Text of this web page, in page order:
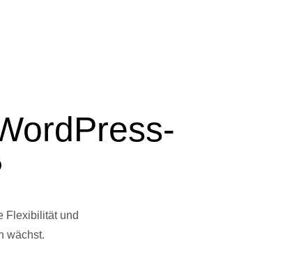
Flexibilität und
wächst.